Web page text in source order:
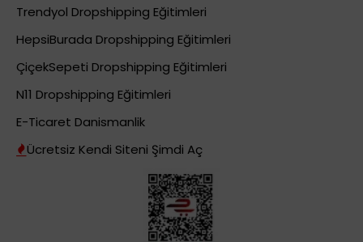
Trendyol Dropshipping Eğitimleri
HepsiBurada Dropshipping Eğitimleri
ÇiçekSepeti Dropshipping Eğitimleri
N11 Dropshipping Eğitimleri
E-Ticaret Danismanlik
Ücretsiz Kendi Siteni Şimdi Aç